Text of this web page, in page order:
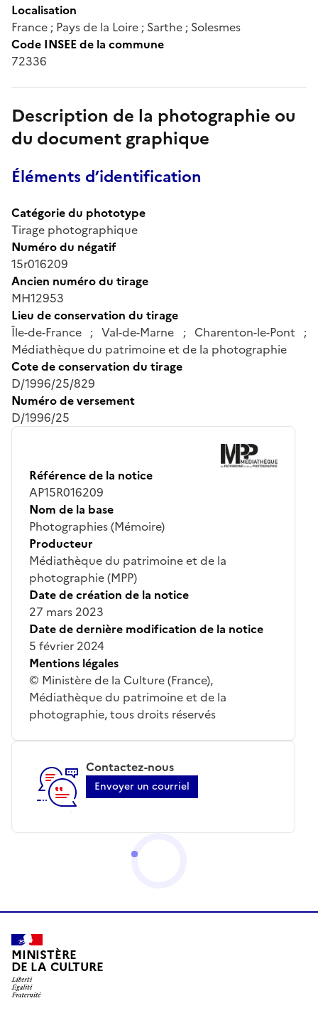
Localisation
France ; Pays de la Loire ; Sarthe ; Solesmes
Code INSEE de la commune
72336
Description de la photographie ou
du document graphique
Éléments d’identification
Catégorie du phototype
Tirage photographique
Numéro du négatif
15r016209
Ancien numéro du tirage
MH12953
Lieu de conservation du tirage
Île-de-France ; Val-de-Marne ; Charenton-le-Pont ;
Médiathèque du patrimoine et de la photographie
Cote de conservation du tirage
D/1996/25/829
Numéro de versement
D/1996/25
Référence de la notice
AP15R016209
Nom de la base
Photographies (Mémoire)
Producteur
Médiathèque du patrimoine et de la
photographie (MPP)
Date de création de la notice
27 mars 2023
Date de dernière modification de la notice
5 février 2024
Mentions légales
© Ministère de la Culture (France),
Médiathèque du patrimoine et de la
photographie, tous droits réservés
Contactez-nous
Envoyer un courriel
MINISTÈRE
DE LA CULTURE